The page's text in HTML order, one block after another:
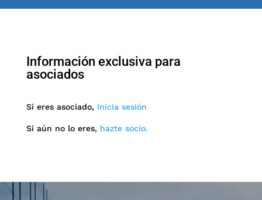
Información exclusiva para
asociados
Si eres asociado, Inicia sesión
Si aún no lo eres, hazte socio.